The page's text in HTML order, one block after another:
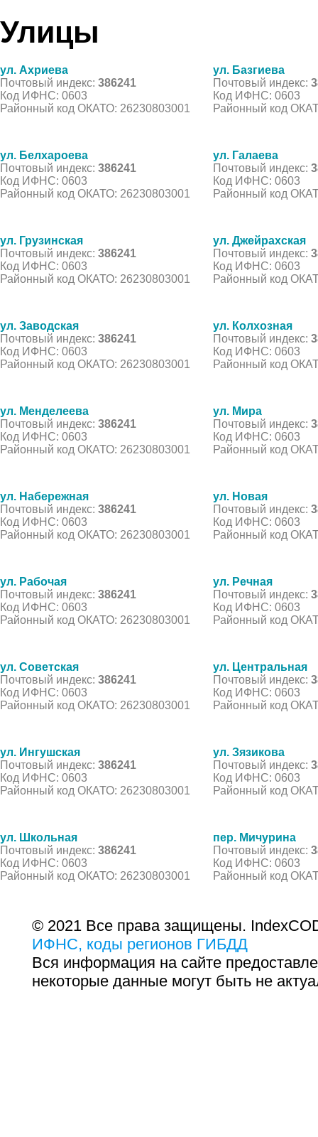
Улицы
ул. Ахриева
Почтовый индекс: 386241
Код ИФНС: 0603
Районный код ОКАТО: 26230803001
ул. Базгиева
Почтовый индекс:
Код ИФНС: 0603
Районный код
ул. Белхароева
Почтовый индекс: 386241
Код ИФНС: 0603
Районный код ОКАТО: 26230803001
ул. Галаева
Почтовый индекс:
Код ИФНС: 0603
Районный код
ул. Грузинская
Почтовый индекс: 386241
Код ИФНС: 0603
Районный код ОКАТО: 26230803001
ул. Джейрахская
Почтовый индекс:
Код ИФНС: 0603
Районный код
ул. Заводская
Почтовый индекс: 386241
Код ИФНС: 0603
Районный код ОКАТО: 26230803001
ул. Колхозная
Почтовый индекс:
Код ИФНС: 0603
Районный код
ул. Менделеева
Почтовый индекс: 386241
Код ИФНС: 0603
Районный код ОКАТО: 26230803001
ул. Мира
Почтовый индекс:
Код ИФНС: 0603
Районный код
ул. Набережная
Почтовый индекс: 386241
Код ИФНС: 0603
Районный код ОКАТО: 26230803001
ул. Новая
Почтовый индекс:
Код ИФНС: 0603
Районный код
ул. Рабочая
Почтовый индекс: 386241
Код ИФНС: 0603
Районный код ОКАТО: 26230803001
ул. Речная
Почтовый индекс:
Код ИФНС: 0603
Районный код
ул. Советская
Почтовый индекс: 386241
Код ИФНС: 0603
Районный код ОКАТО: 26230803001
ул. Центральная
Почтовый индекс:
Код ИФНС: 0603
Районный код
ул. Ингушская
Почтовый индекс: 386241
Код ИФНС: 0603
Районный код ОКАТО: 26230803001
ул. Зязикова
Почтовый индекс:
Код ИФНС: 0603
Районный код
ул. Школьная
Почтовый индекс: 386241
Код ИФНС: 0603
Районный код ОКАТО: 26230803001
пер. Мичурина
Почтовый индекс:
Код ИФНС: 0603
Районный код
© 2021 Все права защищены.
ИФНС, коды регионов ГИБДД
Вся информация на сайте
некоторые данные могут быть не